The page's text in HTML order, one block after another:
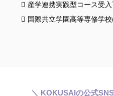
産学連携実践型コース受
国際共立学園高等専修学
＼ KOKUSAIの公式